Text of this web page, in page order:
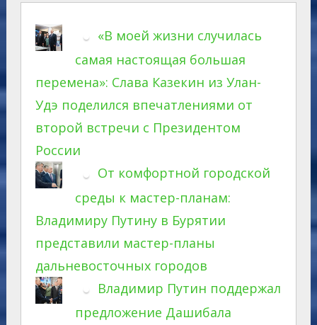
«В моей жизни случилась
самая настоящая большая
перемена»: Слава Казекин из Улан-
Удэ поделился впечатлениями от
второй встречи с Президентом
России
От комфортной городской
среды к мастер-планам:
Владимиру Путину в Бурятии
представили мастер-планы
дальневосточных городов
Владимир Путин поддержал
предложение Дашибала